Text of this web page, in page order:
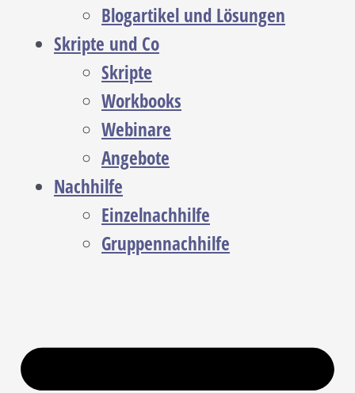
Blogartikel und Lösungen
Skripte und Co
Skripte
Workbooks
Webinare
Angebote
Nachhilfe
Einzelnachhilfe
Gruppennachhilfe